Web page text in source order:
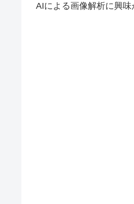
AIによる画像解析に興味